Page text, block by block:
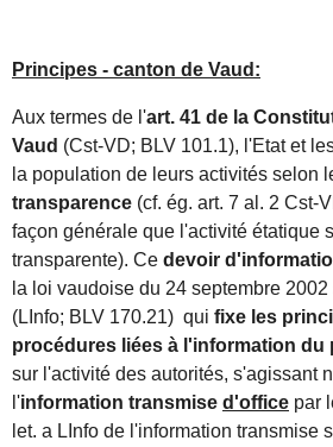
Principes - canton de Vaud:
Aux termes de l'art. 41 de la
Vaud (Cst-VD; BLV 101.1), l'Etat et
la population de leurs activités selon
transparence (cf. ég. art. 7 al. 2 Cst-
façon générale que l'activité étatique
transparente). Ce devoir
la loi vaudoise du 24 septembre
(LInfo; BLV 170.21) qui fixe les
procédures liées à l'information du
sur l'activité des autorités, s'agissant
l'information transmise d'office par
let. a LInfo de l'information transmise